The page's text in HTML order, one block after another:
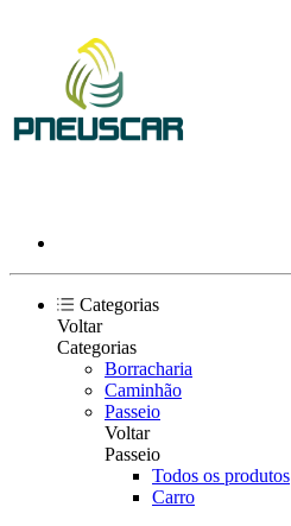
Categorias
Voltar
Categorias
Borracharia
Caminhão
Passeio
Voltar
Passeio
Todos os produtos
Carro